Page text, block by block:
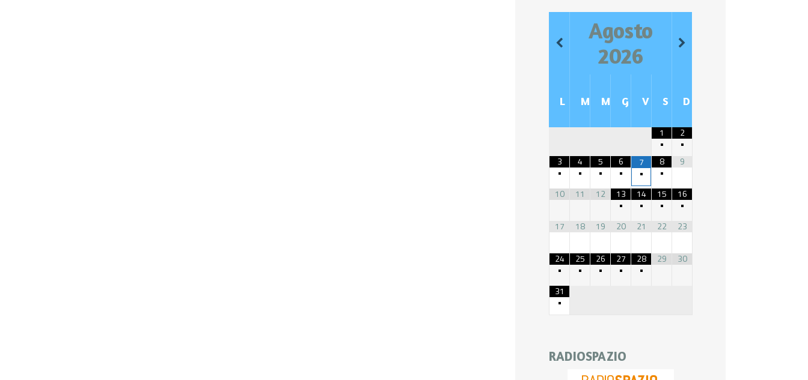
Agosto
2026
L M M G V S D
1
•
2
•
3
•
4
•
5
•
6
•
7
•
8
•
9
10 11 12
13
•
14
•
15
•
16
•
17
18 19 20 21 22 23
24
•
25
•
26
•
27
•
28
•
29 30
31
•
RADIOSPAZIO